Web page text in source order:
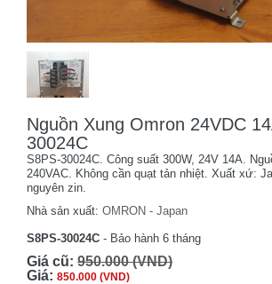
Nguồn Xung Omron 24VDC
30024C
S8PS-30024C. Công suất 300W, 24V 14A.
240VAC. Không cần quạt tản nhiệt. Xuất xứ:
nguyên zin.
Nhà sản xuất: OMRON - Japan
S8PS-30024C - Bảo hành 6 tháng
Giá cũ: 950.000 (VND)
Giá: 850.000 (VND)